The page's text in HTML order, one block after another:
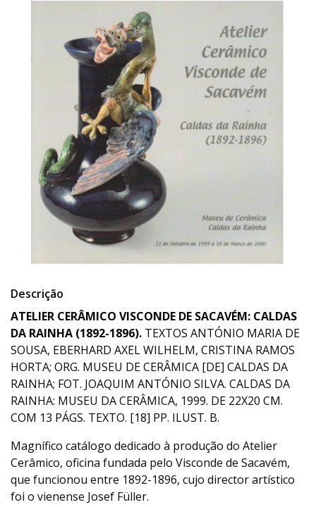
Descrição
ATELIER CERÂMICO VISCONDE DE SACAVÉM: CALDAS
DA RAINHA (1892-1896). TEXTOS ANTÓNIO MARIA DE
SOUSA, EBERHARD AXEL WILHELM, CRISTINA RAMOS
HORTA; ORG. MUSEU DE CERÂMICA [DE] CALDAS DA
RAINHA; FOT. JOAQUIM ANTÓNIO SILVA. CALDAS DA
RAINHA: MUSEU DA CERÂMICA, 1999. DE 22X20 CM.
COM 13 PÁGS. TEXTO. [18] PP. ILUST. B.
Magnífico catálogo dedicado à produção do Atelier
Cerâmico, oficina fundada pelo Visconde de Sacavém,
que funcionou entre 1892-1896, cujo director artístico
foi o vienense Josef Füller.